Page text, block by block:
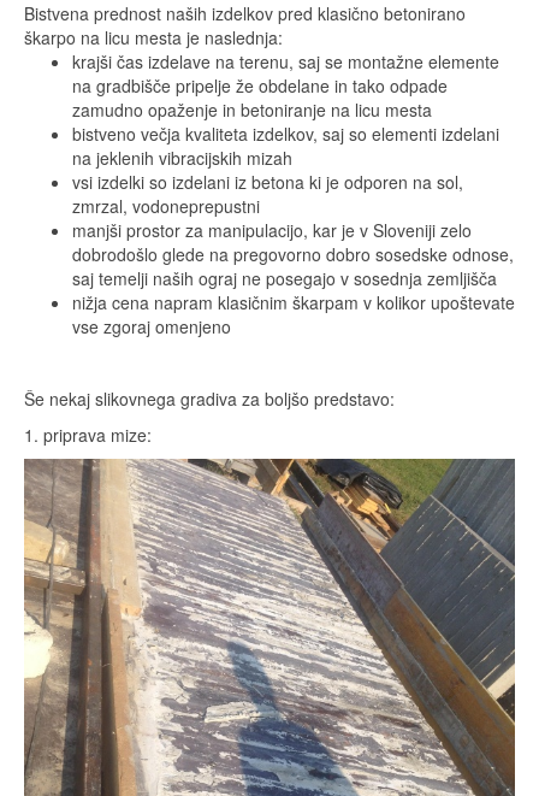
Bistvena prednost naših izdelkov pred klasično betonirano
škarpo na licu mesta je naslednja:
krajši čas izdelave na terenu, saj se montažne elemente
na gradbišče pripelje že obdelane in tako odpade
zamudno opaženje in betoniranje na licu mesta
bistveno večja kvaliteta izdelkov, saj so elementi izdelani
na jeklenih vibracijskih mizah
vsi izdelki so izdelani iz betona ki je odporen na sol,
zmrzal, vodoneprepustni
manjši prostor za manipulacijo, kar je v Sloveniji zelo
dobrodošlo glede na pregovorno dobro sosedske odnose,
saj temelji naših ograj ne posegajo v sosednja zemljišča
nižja cena napram klasičnim škarpam v kolikor upoštevate
vse zgoraj omenjeno
Še nekaj slikovnega gradiva za boljšo predstavo:
1. priprava mize: